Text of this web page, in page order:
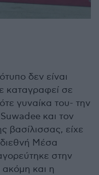
δεν είναι
καταγραφεί σε
γυναίκα του- την
και τον
βασίλισσας, είχε
Μέσα
στην
και η